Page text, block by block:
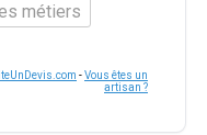
métiers
-Vous êtes un
artisan ?